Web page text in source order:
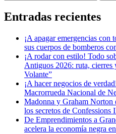
Entradas recientes
¡A apagar emergencias
sus cuerpos de bomberos
¡A rodar con estilo! Todo
Antiguos 2026: ruta, cierres
Volante”
¡A hacer negocios de
Macrorrueda Nacional de
Madonna y Graham
los secretos de Confessions
De Emprendimientos a
acelera la economía negra